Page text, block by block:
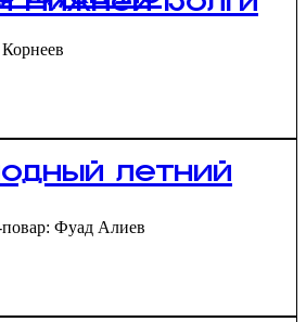
щуки по
Нижней Волги
летний
Фуад Алиев